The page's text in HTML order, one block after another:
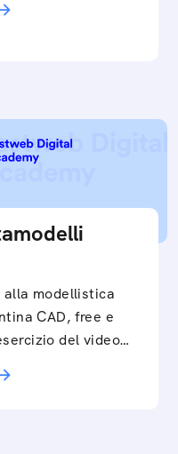
modellistica
CAD, free e
del video…